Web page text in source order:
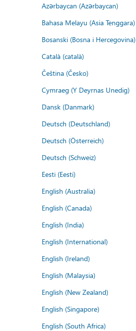
Azərbaycan (Azərbaycan)
Bahasa Melayu (Asia Tenggara)
Bosanski (Bosna i Hercegovina)
Català (català)
Čeština (Česko)
Cymraeg (Y Deyrnas Unedig)
Dansk (Danmark)
Deutsch (Deutschland)
Deutsch (Österreich)
Deutsch (Schweiz)
Eesti (Eesti)
English (Australia)
English (Canada)
English (India)
English (International)
English (Ireland)
English (Malaysia)
English (New Zealand)
English (Singapore)
English (South Africa)